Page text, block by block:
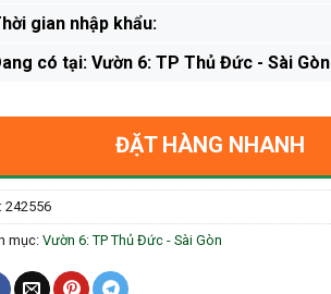
gian nhập khẩu:
có tại: Vườn 6: TP Thủ Đức - Sài Gòn
ĐẶT HÀNG NHANH
242556
mục:Vườn 6: TP Thủ Đức - Sài Gòn